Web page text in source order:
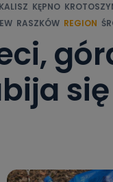
KALISZ KĘPNO
RASZKÓW REGION